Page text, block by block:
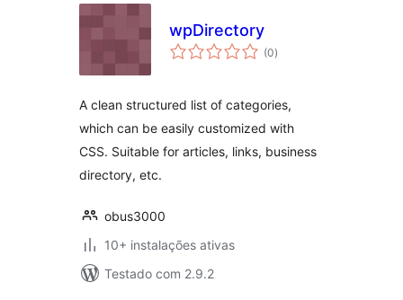
wpDirectory
(0avaliações
totais
)
A clean structured list of categories,
which can be easily customized with
CSS. Suitable for articles, links, business
directory, etc.
obus3000
10+ instalações ativas
Testado com 2.9.2